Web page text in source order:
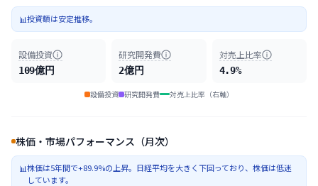
📊投資額は安定推移。
設備投資
109億円
研究開発費
2億円
対売上比率
4.9%
設備投資 研究開発費 対売上比率（右軸）
株価・市場パフォーマンス（月次）
📊株価は5年間で+89.9%の上昇。日経平均を大きく下回っており、株価は低迷
しています。